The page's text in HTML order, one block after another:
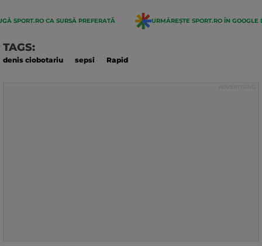
SPORT.RO CA SURSĂ PREFERATĂ URMĂREȘTE SPORT.RO ÎN GOOGLE
TAGS:
denis ciobotariu sepsi Rapid